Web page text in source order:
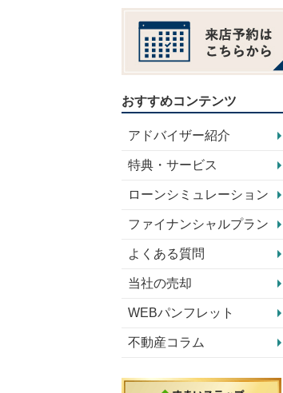
おすすめコンテンツ
アドバイザー紹介
特典・サービス
ローンシミュレーション
ファイナンシャルプラン
よくある質問
当社の売却
WEBパンフレット
不動産コラム